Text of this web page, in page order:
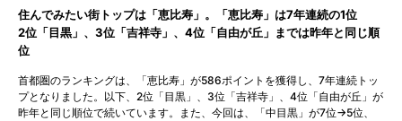
住んでみたい街トップは「恵比寿」。「恵比寿」は7年連続の1位
2位「目黒」、3位「吉祥寺」、4位「自由が丘」までは昨年と同じ順
位
首都圏のランキングは、「恵比寿」が586ポイントを獲得し、7年連続トッ
プとなりました。以下、2位「目黒」、3位「吉祥寺」、4位「自由が丘」が
昨年と同じ順位で続いています。また、今回は、「中目黒」が7位→5位、